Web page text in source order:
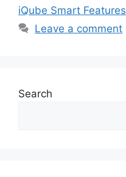
iQube Smart Features
Leave a comment
Search